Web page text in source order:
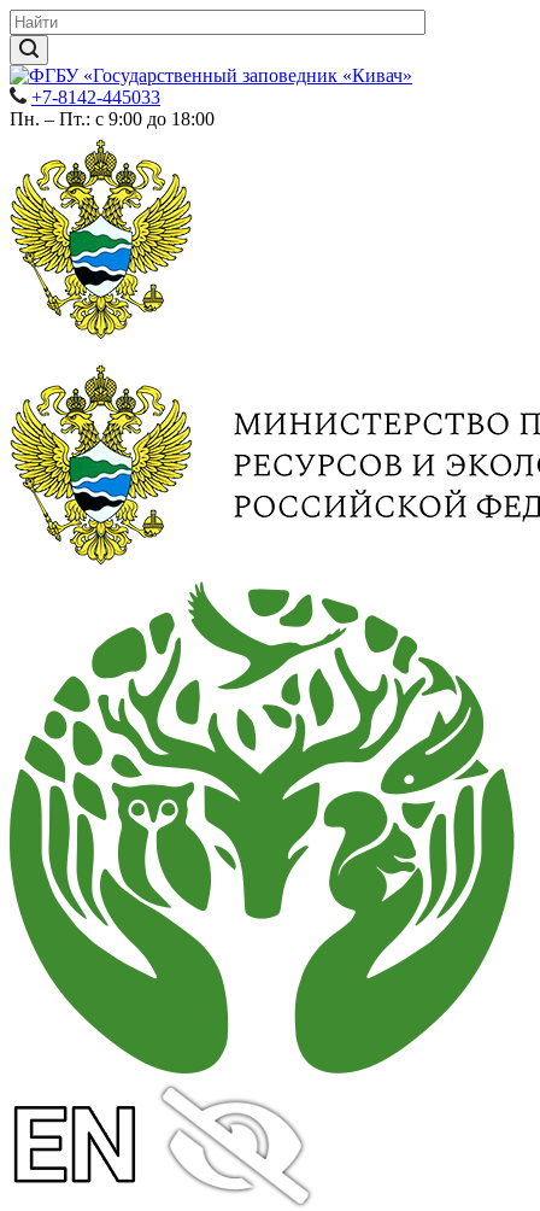
+7-8142-445033
Пн. – Пт.: с 9:00 до 18:00